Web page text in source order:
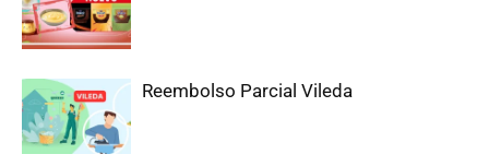
Reembolso Parcial Vileda